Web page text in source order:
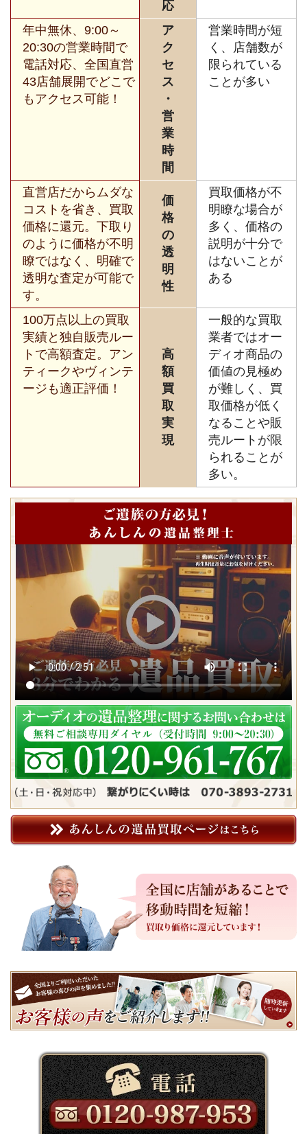
応
年中無休、9:00～
20:30の営業時間で
電話対応、全国直営
43店舗展開でどこで
もアクセス可能！
ア
ク
セ
ス
・
営
業
時
間
営業時間が短
く、店舗数が
限られている
ことが多い
直営店だからムダな
コストを省き、買取
価格に還元。下取り
のように価格が不明
瞭ではなく、明確で
透明な査定が可能で
す。
価
格
の
透
明
性
買取価格が不
明瞭な場合が
多く、価格の
説明が十分で
はないことが
ある
100万点以上の買取
実績と独自販売ルー
トで高額査定。アン
ティークやヴィンテ
ージも適正評価！
高
額
買
取
実
現
一般的な買取
業者ではオー
ディオ商品の
価値の見極め
が難しく、買
取価格が低く
なることや販
売ルートが限
られることが
多い。